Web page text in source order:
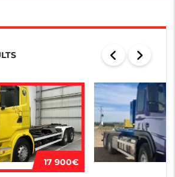
17 900€